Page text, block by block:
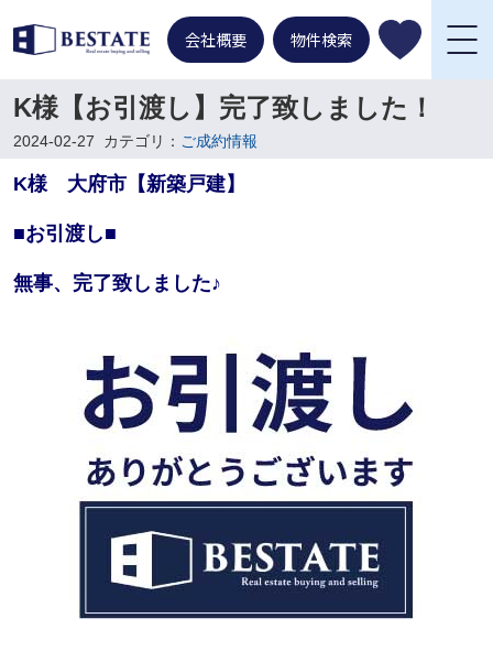
会社概要 物件検索
K様【お引渡し】完了致しました！
2024-02-27 カテゴリ： ご成約情報
K様 大府市【新築戸建】
■お引渡し■
無事、完了致しました♪